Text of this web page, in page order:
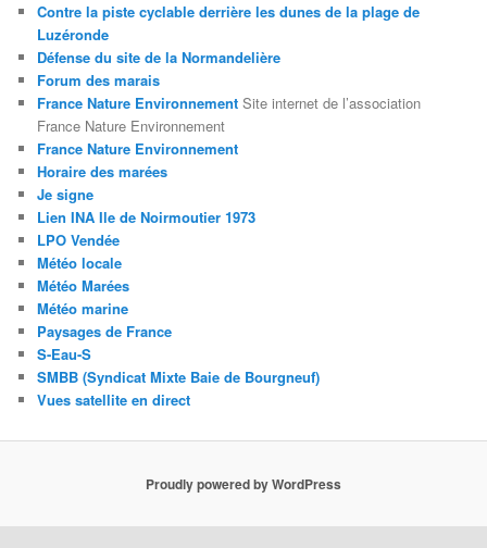
Contre la piste cyclable derrière les dunes de la plage de
Luzéronde
Défense du site de la Normandelière
Forum des marais
France Nature Environnement Site internet de l’association
France Nature Environnement
France Nature Environnement
Horaire des marées
Je signe
Lien INA Ile de Noirmoutier 1973
LPO Vendée
Météo locale
Météo Marées
Météo marine
Paysages de France
S-Eau-S
SMBB (Syndicat Mixte Baie de Bourgneuf)
Vues satellite en direct
Proudly powered by WordPress